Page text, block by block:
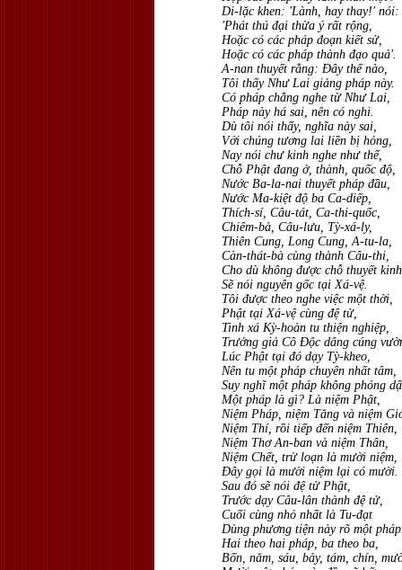
Di-lặc khen: 'Lành, hay thay!' nói:
'Phát thú đại thừa ý rất rộng,
Hoặc có các pháp đoạn kiết sử,
Hoặc có các pháp thành đạo quả'.
A-nan thuyết rằng: Ðây thế nào,
Tôi thấy Như Lai giảng pháp này.
Có pháp chẳng nghe từ Như Lai,
Pháp này há sai, nên có nghi.
Dù tôi nói thấy, nghĩa này sai,
Với chúng tương lai liền bị hỏng,
Nay nói chư kinh nghe như thế,
Chỗ Phật đang ở, thành, quốc độ,
Nước Ba-la-nai thuyết pháp đầu,
Nước Ma-kiệt độ ba Ca-diếp,
Thích-sí, Câu-tát, Ca-thi-quốc,
Chiêm-bà, Câu-lưu, Tỳ-xá-ly,
Thiên Cung, Long Cung, A-tu-la,
Càn-thát-bà cùng thành Câu-thi,
Cho dù không được chỗ thuyết
Sẽ nói nguyên gốc tại Xá-vệ.
Tôi được theo nghe việc một thời,
Phật tại Xá-vệ cùng đệ tử,
Tinh xá Kỳ-hoàn tu thiện nghiệp,
Trưởng giả Cô Ðộc dâng cúng
Lúc Phật tại đó dạy Tỳ-kheo,
Nên tu một pháp chuyên nhất tâm,
Suy nghĩ một pháp không phóng
Một pháp là gì? Là niệm Phật,
Niệm Pháp, niệm Tăng và niệm
Niệm Thí, rồi tiếp đến niệm Thiên,
Niệm Thơ An-ban và niệm Thân,
Niệm Chết, trừ loạn là mười niệm,
Ðây gọi là mười niệm lại có mười.
Sau đó sẽ nói đệ tử Phật,
Trước dạy Câu-lân thành đệ tử,
Cuối cùng nhỏ nhất là Tu-đạt
Dùng phương tiện này rõ một pháp.
Hai theo hai pháp, ba theo ba,
Bốn, năm, sáu, bảy, tám, chín,